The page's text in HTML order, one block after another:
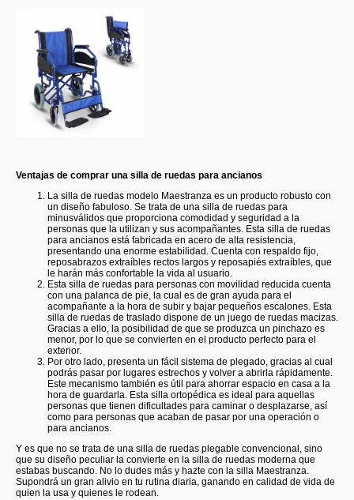
Ventajas de comprar una silla de ruedas para ancianos
La silla de ruedas modelo Maestranza es un producto robusto con
un diseño fabuloso. Se trata de una silla de ruedas para
minusválidos que proporciona comodidad y seguridad a la
personas que la utilizan y sus acompañantes. Esta silla de ruedas
para ancianos está fabricada en acero de alta resistencia,
presentando una enorme estabilidad. Cuenta con respaldo fijo,
reposabrazos extraíbles rectos largos y reposapiés extraíbles, que
le harán más confortable la vida al usuario.
Esta silla de ruedas para personas con movilidad reducida cuenta
con una palanca de pie, la cual es de gran ayuda para el
acompañante a la hora de subir y bajar pequeños escalones. Esta
silla de ruedas de traslado dispone de un juego de ruedas macizas.
Gracias a ello, la posibilidad de que se produzca un pinchazo es
menor, por lo que se convierten en el producto perfecto para el
exterior.
Por otro lado, presenta un fácil sistema de plegado, gracias al cual
podrás pasar por lugares estrechos y volver a abrirla rápidamente.
Este mecanismo también es útil para ahorrar espacio en casa a la
hora de guardarla. Esta silla ortopédica es ideal para aquellas
personas que tienen dificultades para caminar o desplazarse, así
como para personas que acaban de pasar por una operación o
para ancianos.
Y es que no se trata de una silla de ruedas plegable convencional, sino
que su diseño peculiar la convierte en la silla de ruedas moderna que
estabas buscando. No lo dudes más y hazte con la silla Maestranza.
Supondrá un gran alivio en tu rutina diaria, ganando en calidad de vida de
quien la usa y quienes le rodean.